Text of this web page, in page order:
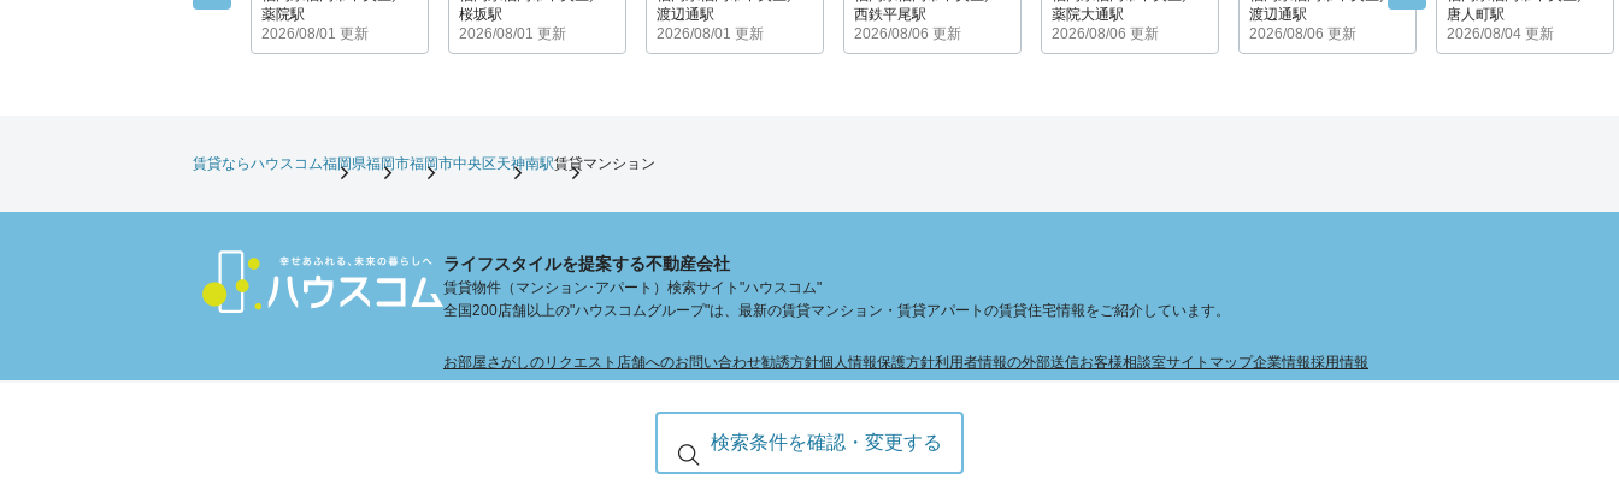
検索条件を確認・変更する
薬院駅
2026/08/01 更新
桜坂駅
2026/08/01 更新
渡辺通駅
2026/08/01 更新
西鉄平尾駅
2026/08/06 更新
薬院大通駅
2026/08/06 更新
渡辺通駅
2026/08/06 更新
唐人町駅
2026/08/04 更新
賃貸ならハウスコム福岡県福岡市福岡市中央区天神南駅賃貸マンション
ライフスタイルを提案する不動産会社
賃貸物件（マンション･アパート）検索サイト"ハウスコム"
全国200店舗以上の"ハウスコムグループ"は、最新の賃貸マンション・賃貸アパートの賃貸住宅情報をご紹介しています。
お部屋さがしのリクエスト 店舗へのお問い合わせ勧誘方針個人情報保護方針利用者情報の外部送信お客様相談室サイトマップ企業情報採用情報
Copyright © Housecom. All Rights Reserved.